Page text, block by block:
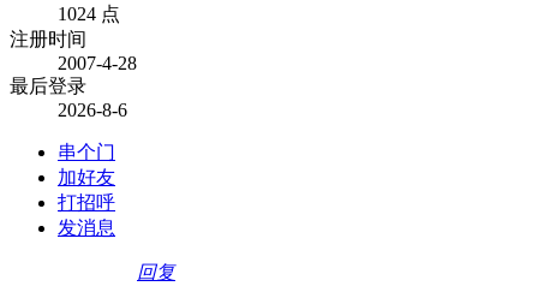
1024 点
注册时间
2007-4-28
最后登录
2026-8-6
串个门
加好友
打招呼
发消息
回复